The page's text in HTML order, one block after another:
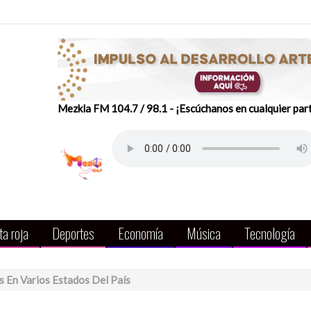
Mezkla FM 104.7 / 98.1 - ¡Escúchanos en cualquier
roja Deportes Economía Música Tecnología
En Varios Estados Del País